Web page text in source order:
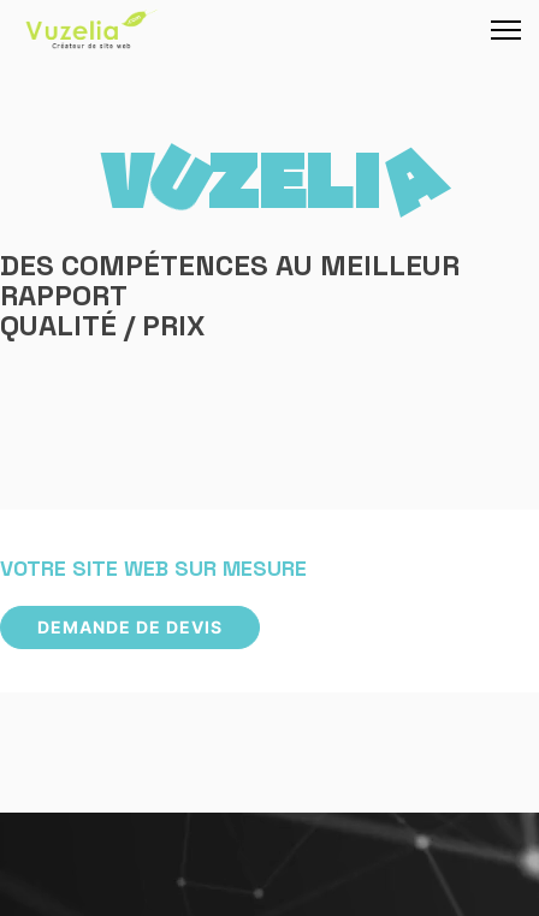
VUZELI
A
DES COMPÉTENCES AU MEILLEUR
RAPPORT
QUALITÉ / PRIX
VOTRE SITE WEB SUR MESURE
DEMANDE DE DEVIS